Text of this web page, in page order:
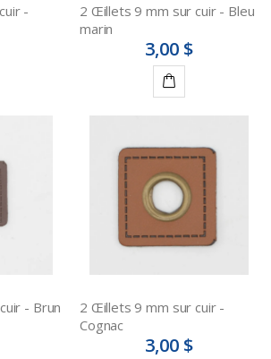
-
2 Œillets 9 mm sur cuir - Bleu
marin
3,00 $
panier
- Brun
2 Œillets 9 mm sur cuir -
Cognac
3,00 $